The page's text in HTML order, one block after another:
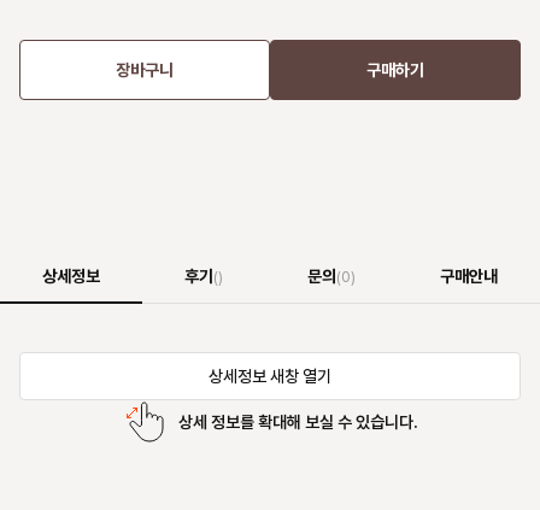
장바구니 구매하기
상세정보 후기 () 문의 (0) 구매안내
상세정보 새창 열기
상세 정보를 확대해 보실 수 있습니다.